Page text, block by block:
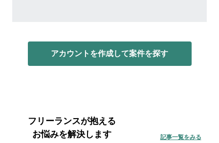
アカウントを作成して案件を探す
フリーランスが抱える
お悩みを解決します
記事一覧をみる